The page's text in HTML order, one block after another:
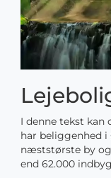
I denne tekst kan
har beliggenhed
næststørste by
end 62.000